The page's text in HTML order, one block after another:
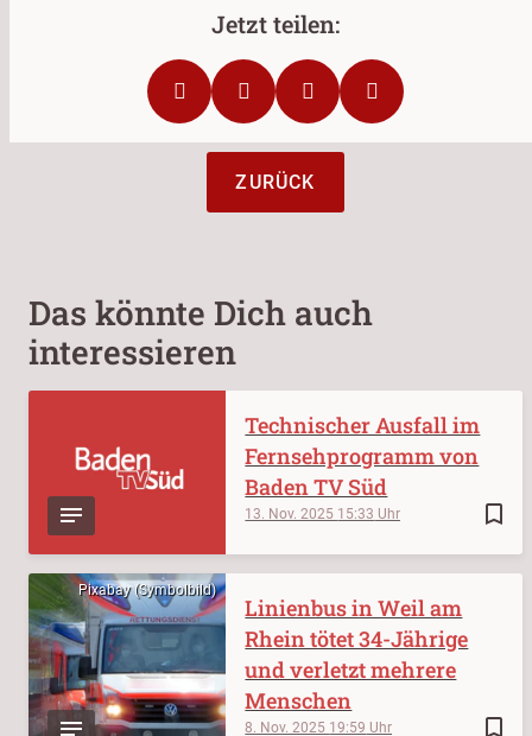
ZURÜCK
Das könnte Dich auch
interessieren
bookmark_border
13. Nov. 2025 15:33
Technischer Ausfall im
Fernsehprogramm von
Baden TV Süd
Pixabay (Symbolbild)
bookmark_border
8. Nov. 2025 19:59
Linienbus in Weil am
Rhein tötet 34-Jährige
und verletzt mehrere
Menschen